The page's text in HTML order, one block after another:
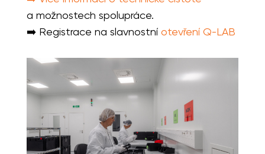
a možnostech spolupráce.
➡️ Registrace na slavnostní otevření Q-LAB